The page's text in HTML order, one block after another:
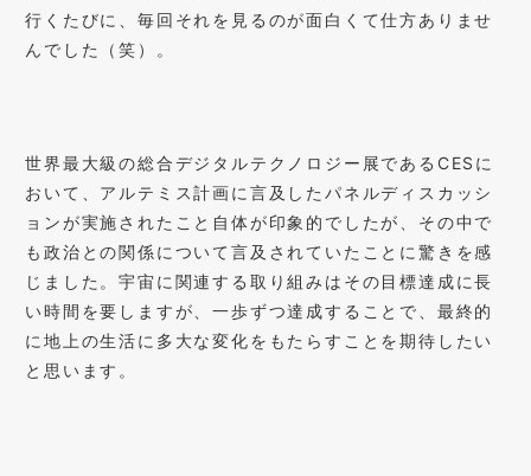
行くたびに、毎回それを見るのが面白くて仕方ありませ
んでした（笑）。
世界最大級の総合デジタルテクノロジー展であるCESに
おいて、アルテミス計画に言及したパネルディスカッシ
ョンが実施されたこと自体が印象的でしたが、その中で
も政治との関係について言及されていたことに驚きを感
じました。宇宙に関連する取り組みはその目標達成に長
い時間を要しますが、一歩ずつ達成することで、最終的
に地上の生活に多大な変化をもたらすことを期待したい
と思います。